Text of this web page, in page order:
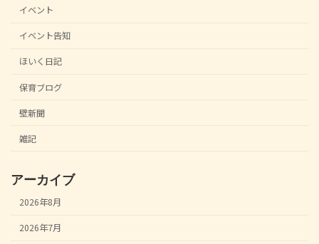
イベント
イベント告知
ほいく日記
保育ブログ
壁新聞
雑記
アーカイブ
2026年8月
2026年7月